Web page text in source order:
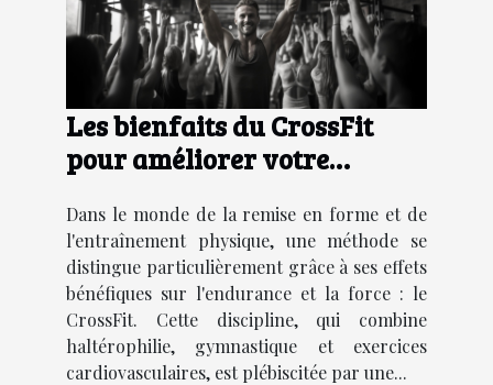
Les bienfaits du CrossFit
pour améliorer votre
Dans le monde de la remise en forme et de
l'entraînement physique, une méthode se
distingue particulièrement grâce à ses effets
bénéfiques sur l'endurance et la force : le
CrossFit. Cette discipline, qui combine
haltérophilie, gymnastique et exercices
cardiovasculaires, est plébiscitée par une...